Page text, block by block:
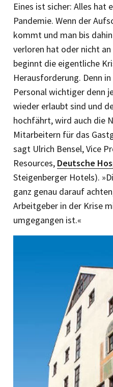
Eines ist sicher: Alles hat
Pandemie. Wenn der
kommt und man bis
verloren hat oder nicht
beginnt die eigentliche
Herausforderung. Denn
Personal wichtiger denn
wieder erlaubt sind und
hochfährt, wird auch die
Mitarbeitern für das
sagt Ulrich Bensel, Vice
Resources, Deutsche
Steigenberger Hotels).
ganz genau darauf
Arbeitgeber in der Krise
umgegangen ist.«